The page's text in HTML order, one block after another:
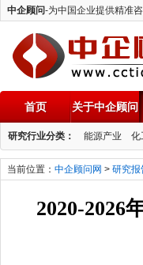
中企顾问-为中国企业提供精准
中企顾问
首页 关于中企顾问
研究行业分类： 能源产业 化
当前位置： 中企顾问网 > 研究报
2020-2026